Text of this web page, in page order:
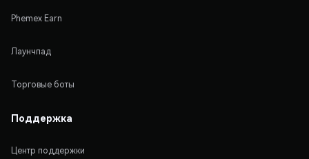
Phemex Earn
Лаунчпад
Торговые боты
Поддержка
Центр поддержки